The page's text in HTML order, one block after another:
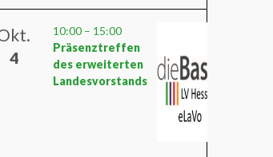
4
10:00 – 15:00
Präsenztreffen
des erweiterten
Landesvorstands